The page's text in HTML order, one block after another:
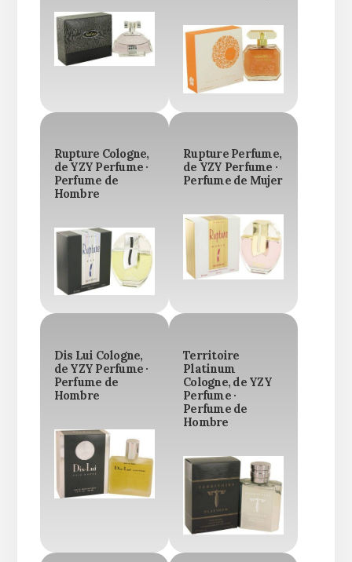
Rupture Cologne,
de YZY Perfume ·
Perfume de
Hombre
Rupture Perfume,
de YZY Perfume ·
Perfume de Mujer
Dis Lui Cologne,
de YZY Perfume ·
Perfume de
Hombre
Territoire
Platinum
Cologne, de YZY
Perfume ·
Perfume de
Hombre